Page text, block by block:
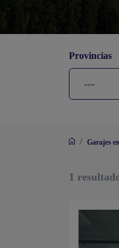
Provincias
/ Garajes
1